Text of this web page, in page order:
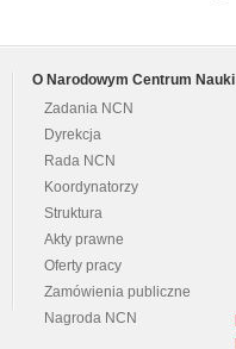
O Narodowym Centrum Nauki
Zadania NCN
Dyrekcja
Rada NCN
Koordynatorzy
Struktura
Akty prawne
Oferty pracy
Zamówienia publiczne
Nagroda NCN